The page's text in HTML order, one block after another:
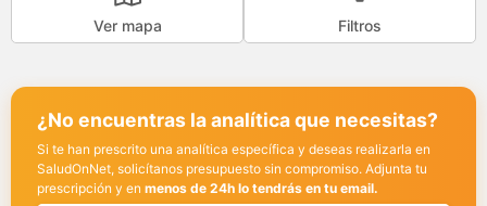
Ver mapa Filtros
¿No encuentras la analítica que necesitas?
Si te han prescrito una analítica específica y deseas realizarla en
SaludOnNet, solicítanos presupuesto sin compromiso. Adjunta tu
prescripción y en menos de 24h lo tendrás en tu email.